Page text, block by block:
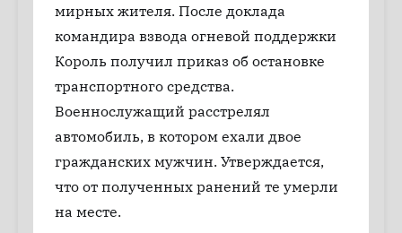
мирных жителя. После доклада
командира взвода огневой поддержки
Король получил приказ об остановке
транспортного средства.
Военнослужащий расстрелял
автомобиль, в котором ехали двое
гражданских мужчин. Утверждается,
что от полученных ранений те умерли
на месте.